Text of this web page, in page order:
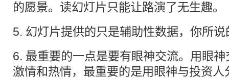
的愿景。读幻灯片只能让路演了无生趣。
5. 幻灯片提供的只是辅助性数据，你所
6. 最重要的一点是要有眼神交流。用眼
激情和热情，最重要的是用眼神与投资人